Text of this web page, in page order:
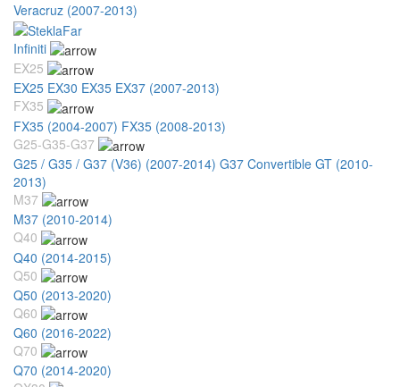
Veracruz (2007-2013)
Infiniti
EX25
EX25 EX30 EX35 EX37 (2007-2013)
FX35
FX35 (2004-2007) FX35 (2008-2013)
G25-G35-G37
G25 / G35 / G37 (V36) (2007-2014) G37 Convertible GT (2010-
2013)
M37
M37 (2010-2014)
Q40
Q40 (2014-2015)
Q50
Q50 (2013-2020)
Q60
Q60 (2016-2022)
Q70
Q70 (2014-2020)